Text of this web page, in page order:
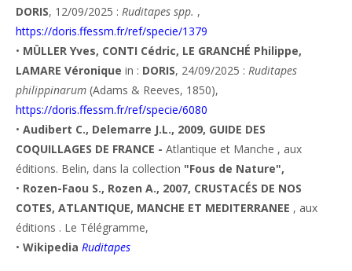
DORIS, 12/09/2025 : Ruditapes spp. ,
https://doris.ffessm.fr/ref/specie/1379
• MÜLLER Yves, CONTI Cédric, LE GRANCHÉ Philippe,
LAMARE Véronique in : DORIS, 24/09/2025 : Ruditapes
philippinarum (Adams & Reeves, 1850),
https://doris.ffessm.fr/ref/specie/6080
• Audibert C., Delemarre J.L., 2009, GUIDE DES
COQUILLAGES DE FRANCE - Atlantique et Manche , aux
éditions. Belin, dans la collection "Fous de Nature",
• Rozen-Faou S., Rozen A., 2007, CRUSTACÉS DE NOS
COTES, ATLANTIQUE, MANCHE ET MEDITERRANEE , aux
éditions . Le Télégramme,
• Wikipedia Ruditapes